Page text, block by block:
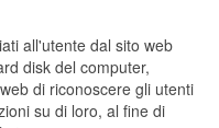
all'utente dal sito web
disk del computer,
di riconoscere gli utenti
su di loro, al fine di